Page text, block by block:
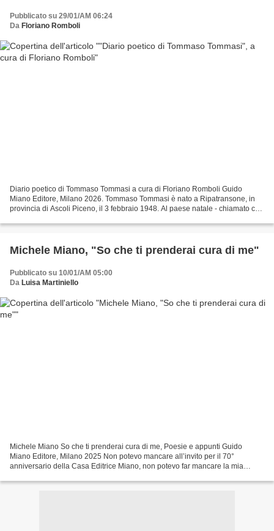
Pubblicato su 29/01/AM 06:24
Da Floriano Romboli
Diario poetico di Tommaso Tommasi a cura di Floriano Romboli Guido
Miano Editore, Milano 2026. Tommaso Tommasi è nato a Ripatransone, in
provincia di Ascoli Piceno, il 3 febbraio 1948. Al paese natale - chiamato con
Michele Miano, "So che ti prenderai cura di me"
Pubblicato su 10/01/AM 05:00
Da Luisa Martiniello
Michele Miano So che ti prenderai cura di me, Poesie e appunti Guido
Miano Editore, Milano 2025 Non potevo mancare all’invito per il 70°
anniversario della Casa Editrice Miano, non potevo far mancare la mia